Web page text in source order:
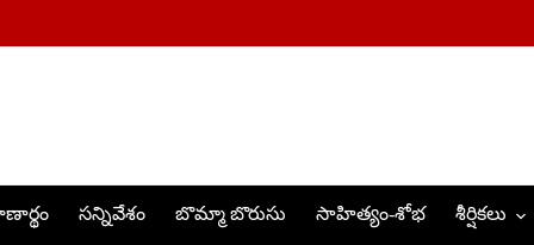
సన్నివేశం బొమ్మా బొరుసు సాహిత్యం-శోభ శీర్షికలు